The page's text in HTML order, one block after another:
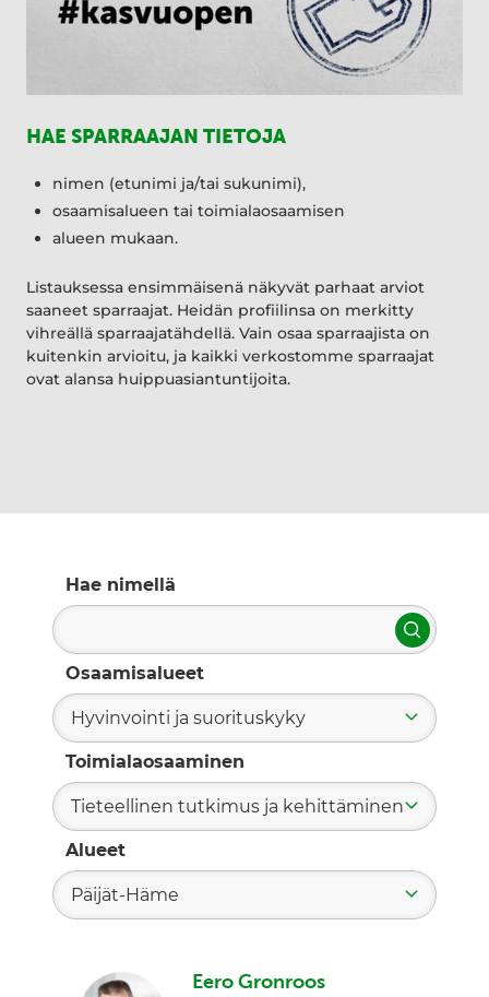
HAE SPARRAAJAN TIETOJA
nimen (etunimi ja/tai sukunimi),
osaamisalueen tai toimialaosaamisen
alueen mukaan.
Listauksessa ensimmäisenä näkyvät parhaat arviot
saaneet sparraajat. Heidän profiilinsa on merkitty
vihreällä sparraajatähdellä. Vain osaa sparraajista on
kuitenkin arvioitu, ja kaikki verkostomme sparraajat
ovat alansa huippuasiantuntijoita.
Hae nimellä
Hae
Osaamisalueet
Hyvinvointi ja suorituskyky
Toimialaosaaminen
Tieteellinen tutkimus ja kehittäminen
Alueet
Päijät-Häme
Eero Gronroos